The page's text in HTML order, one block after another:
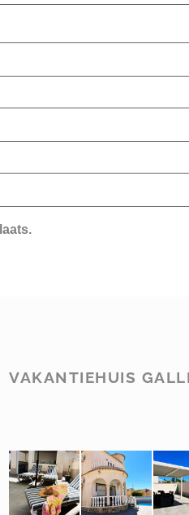
VAKANTIEHUIS